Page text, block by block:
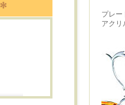
プレー
アクリ